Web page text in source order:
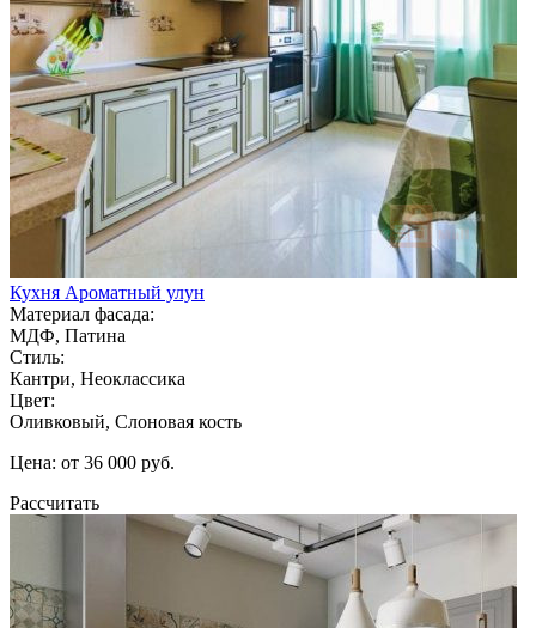
Кухня Ароматный улун
Материал фасада:
МДФ, Патина
Стиль:
Кантри, Неоклассика
Цвет:
Оливковый, Слоновая кость
Цена: от 36 000 руб.
Рассчитать